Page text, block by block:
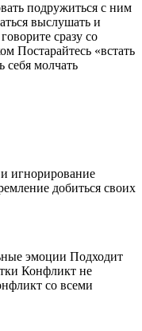
подружиться с ним
выслушать и
сразу со
Постарайтесь «встать
себя молчать
игнорирование
добиться своих
эмоции Подходит
Конфликт не
со всеми